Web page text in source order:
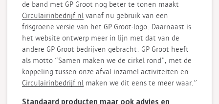
de band met GP Groot nog beter te tonen maakt
Circulairinbedrijf.nl vanaf nu gebruik van een
frisgroene versie van het GP Groot-logo. Daarnaast is
het website ontwerp meer in lijn met dat van de
andere GP Groot bedrijven gebracht. GP Groot heeft
als motto “Samen maken we de cirkel rond”, met de
koppeling tussen onze afval inzamel activiteiten en
Circulairinbedrijf.nl
maken we dit eens te meer waar.”